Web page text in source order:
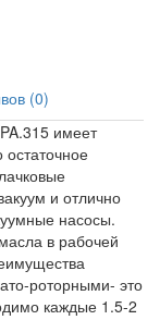
(0)
имеет
и отлично
насосы.
в рабочей
роторными- это
каждые 1.5-2